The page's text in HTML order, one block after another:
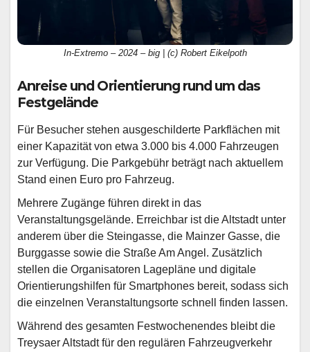
In-Extremo – 2024 – big | (c) Robert Eikelpoth
Anreise und Orientierung rund um das
Festgelände
Für Besucher stehen ausgeschilderte Parkflächen mit
einer Kapazität von etwa 3.000 bis 4.000 Fahrzeugen
zur Verfügung. Die Parkgebühr beträgt nach aktuellem
Stand einen Euro pro Fahrzeug.
Mehrere Zugänge führen direkt in das
Veranstaltungsgelände. Erreichbar ist die Altstadt unter
anderem über die Steingasse, die Mainzer Gasse, die
Burggasse sowie die Straße Am Angel. Zusätzlich
stellen die Organisatoren Lagepläne und digitale
Orientierungshilfen für Smartphones bereit, sodass sich
die einzelnen Veranstaltungsorte schnell finden lassen.
Während des gesamten Festwochenendes bleibt die
Treysaer Altstadt für den regulären Fahrzeugverkehr